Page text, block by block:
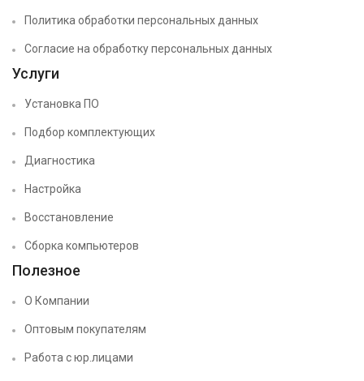
Политика обработки персональных данных
Согласие на обработку персональных данных
Услуги
Установка ПО
Подбор комплектующих
Диагностика
Настройка
Восстановление
Сборка компьютеров
Полезное
О Компании
Оптовым покупателям
Работа с юр.лицами